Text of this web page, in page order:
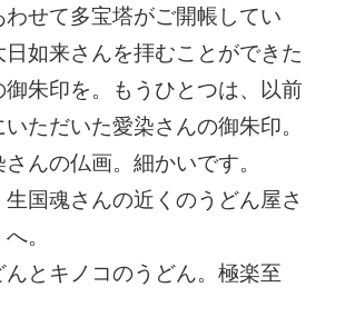
わせて多宝塔がご開帳してい
如来さんを拝むことができた
朱印を。もうひとつは、以前
ただいた愛染さんの御朱印。
んの仏画。細かいです。
国魂さんの近くのうどん屋さ
。
とキノコのうどん。極楽至